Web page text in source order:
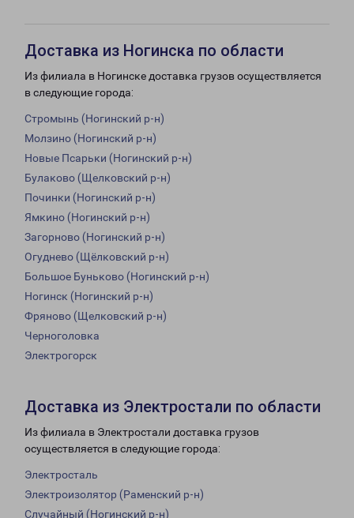
Доставка из Ногинска по области
Из филиала в Ногинске доставка грузов осуществляется
в следующие города:
Стромынь (Ногинский р-н)
Молзино (Ногинский р-н)
Новые Псарьки (Ногинский р-н)
Булаково (Щелковский р-н)
Починки (Ногинский р-н)
Ямкино (Ногинский р-н)
Загорново (Ногинский р-н)
Огуднево (Щёлковский р-н)
Большое Буньково (Ногинский р-н)
Ногинск (Ногинский р-н)
Фряново (Щелковский р-н)
Черноголовка
Электрогорск
Доставка из Электростали по области
Из филиала в Электростали доставка грузов
осуществляется в следующие города:
Электросталь
Электроизолятор (Раменский р-н)
Случайный (Ногинский р-н)